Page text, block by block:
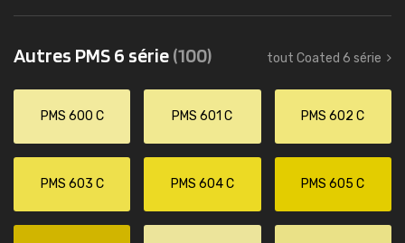
Autres PMS 6 série(100) tout Coated 6 série
PMS 600 C PMS 601 C PMS 602 C
PMS 603 C PMS 604 C PMS 605 C